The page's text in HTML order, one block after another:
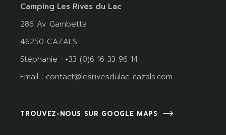
Camping Les Rives du Lac
286 Av Gambetta
46250 CAZALS
Stéphanie : +33 (0)6 16 33 96 14
Email : contact@lesrivesdulac-cazals.com
TROUVEZ-NOUS SUR GOOGLE MAPS